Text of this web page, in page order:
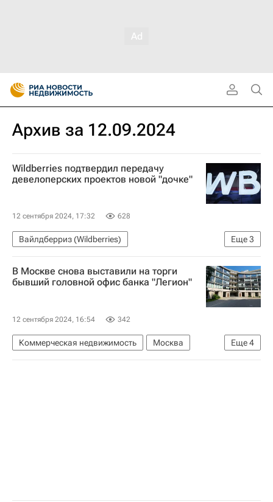
Архив за 12.09.2024
Wildberries подтвердил передачу
девелоперских проектов новой "дочке"
12 сентября 2024, 17:32 628
Еще3
Вайлдберриз (Wildberries)
Коммерческая недвижимость
Владислав Бакальчук
Строительство
В Москве снова выставили на торги
бывший головной офис банка "Легион"
12 сентября 2024, 16:54 342
Еще4
Коммерческая недвижимость
Москва
Садовое кольцо (Москва)